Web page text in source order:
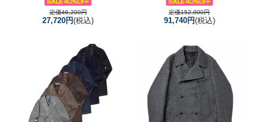
定価46,200円
27,720円(税込)
定価152,900円
91,740円(税込)